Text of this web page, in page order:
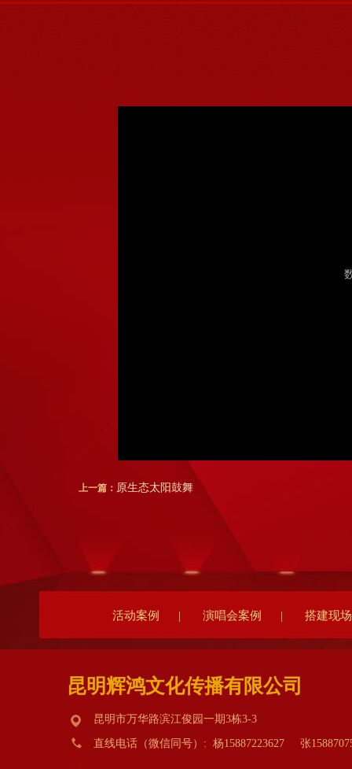
上一篇： 原生态太阳鼓舞
活动案例 | 演唱会案例 | 搭建现场
昆明辉鸿文化传播有限公司
昆明市万华路滨江俊园一期3栋3-3
直线电话（微信同号）: 杨15887223627 张